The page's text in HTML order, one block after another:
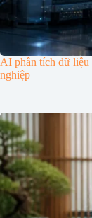
AI phân tích dữ liệu
nghiệp